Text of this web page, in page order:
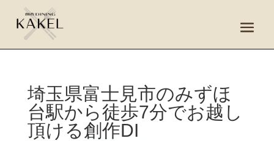
埼玉県富士見市のみずほ
台駅から徒歩7分でお越し
頂ける創作DI